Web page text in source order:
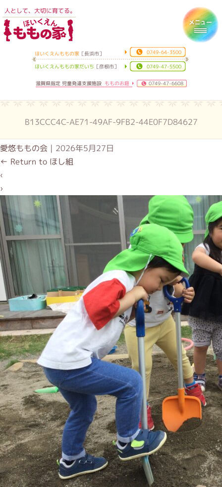
人として、大切に育てる。
ほいくえんももの家 ［長浜市］ 0749-64-3500
ほいくえんももの家だいち ［彦根市］ 0749-47-5500
滋賀県指定 児童発達支援施設もものお庭 0749-47-6608
B13CCC4C-AE71-49AF-9FB2-44E0F7D84627
愛悠ももの会 | 2026年5月27日
← Return to ほし組
‹
›